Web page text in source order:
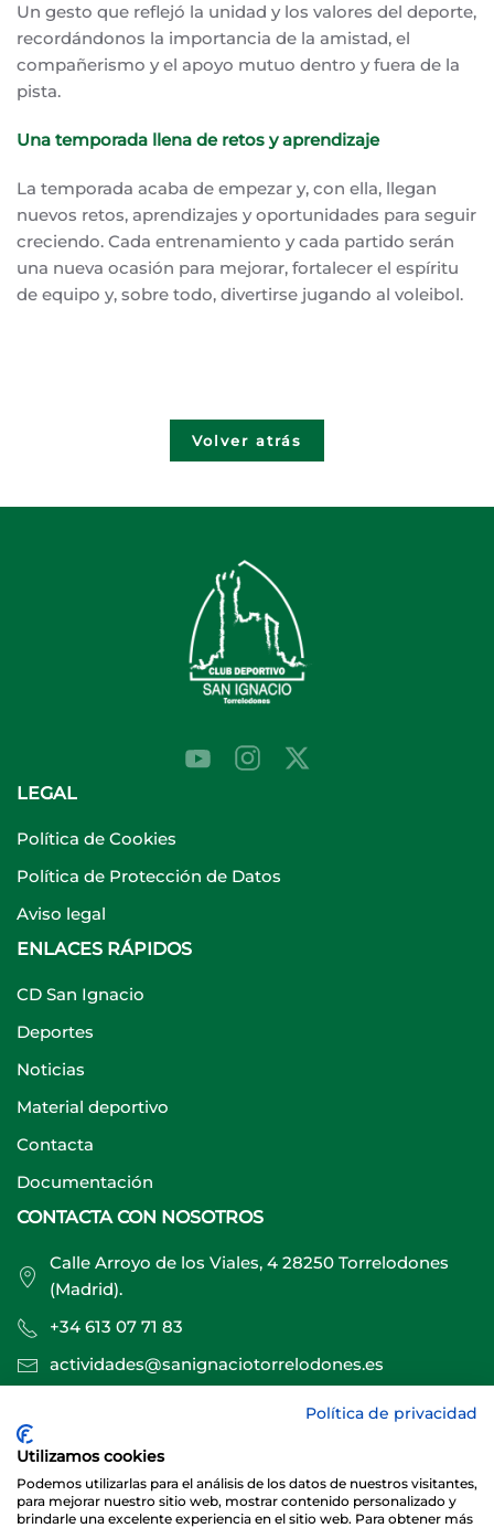
Un gesto que reflejó la unidad y los valores del deporte,
recordándonos la importancia de la amistad, el
compañerismo y el apoyo mutuo dentro y fuera de la
pista.
Una temporada llena de retos y aprendizaje
La temporada acaba de empezar y, con ella, llegan
nuevos retos, aprendizajes y oportunidades para seguir
creciendo. Cada entrenamiento y cada partido serán
una nueva ocasión para mejorar, fortalecer el espíritu
de equipo y, sobre todo, divertirse jugando al voleibol.
Volver atrás
LEGAL
Política de Cookies
Política de Protección de Datos
Aviso legal
ENLACES RÁPIDOS
CD San Ignacio
Deportes
Noticias
Material deportivo
Contacta
Documentación
CONTACTA CON NOSOTROS
Calle Arroyo de los Viales, 4 28250 Torrelodones
(Madrid).
+34 613 07 71 83
actividades@sanignaciotorrelodones.es
Sitio web creado por
Política de privacidad
Utilizamos cookies
Podemos utilizarlas para el análisis de los datos de nuestros visitantes,
para mejorar nuestro sitio web, mostrar contenido personalizado y
brindarle una excelente experiencia en el sitio web. Para obtener más